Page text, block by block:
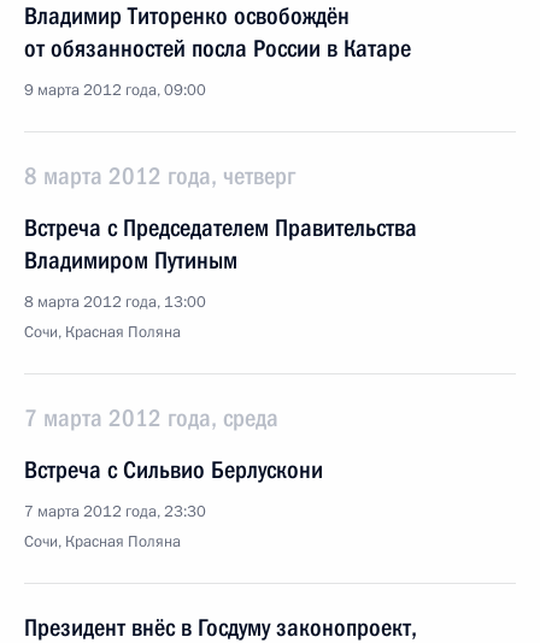
Владимир Титоренко освобождён
от обязанностей посла России в Катаре
9 марта 2012 года, 09:00
8 марта 2012 года, четверг
Встреча с Председателем Правительства
Владимиром Путиным
8 марта 2012 года, 13:00
Сочи, Красная Поляна
7 марта 2012 года, среда
Встреча с Сильвио Берлускони
7 марта 2012 года, 23:30
Сочи, Красная Поляна
Президент внёс в Госдуму законопроект,